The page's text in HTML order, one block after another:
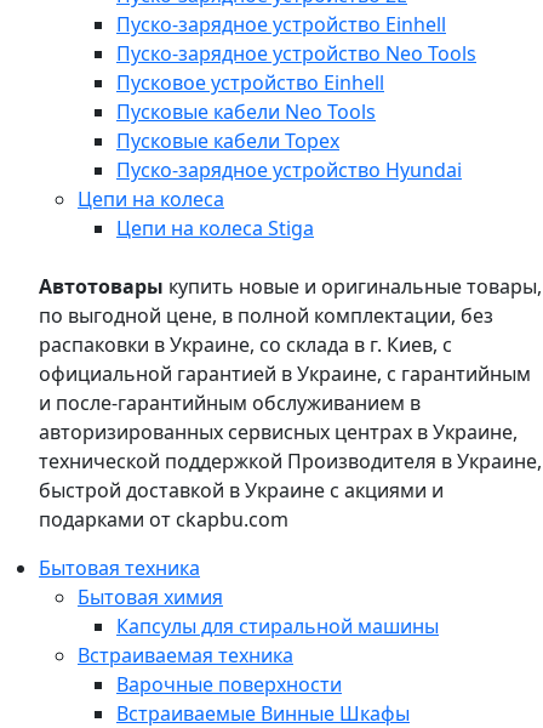
Пуско-зарядное устройство Einhell
Пуско-зарядное устройство Neo Tools
Пусковое устройство Einhell
Пусковые кабели Neo Tools
Пусковые кабели Topex
Пуско-зарядное устройство Hyundai
Цепи на колеса
Цепи на колеса Stiga
Автотовары купить новые и оригинальные товары,
по выгодной цене, в полной комплектации, без
распаковки в Украине, со склада в г. Киев, с
официальной гарантией в Украине, с гарантийным
и после-гарантийным обслуживанием в
авторизированных сервисных центрах в Украине,
технической поддержкой Производителя в Украине,
быстрой доставкой в Украине с акциями и
подарками от ckapbu.com
Бытовая техника
Бытовая химия
Капсулы для стиральной машины
Встраиваемая техника
Варочные поверхности
Встраиваемые Винные Шкафы